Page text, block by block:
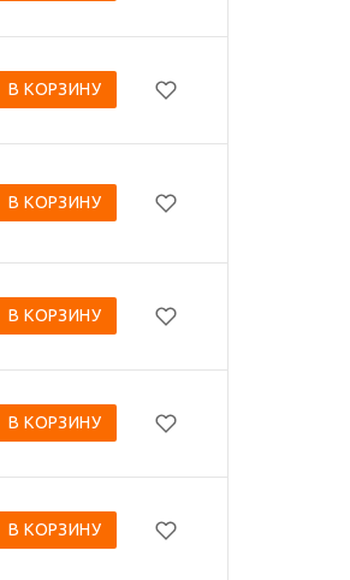
В КОРЗИНУ
В КОРЗИНУ
В КОРЗИНУ
В КОРЗИНУ
В КОРЗИНУ